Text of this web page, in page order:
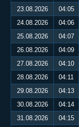
23.08.2026
04:05
24.08.2026
04:06
25.08.2026
04:07
26.08.2026
04:09
27.08.2026
04:10
28.08.2026
04:11
29.08.2026
04:13
30.08.2026
04:14
31.08.2026
04:15